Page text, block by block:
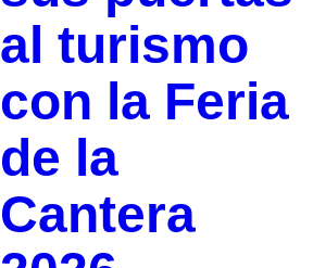
al turismo
con la Feria
de la
Cantera